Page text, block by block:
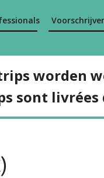
worden
sont